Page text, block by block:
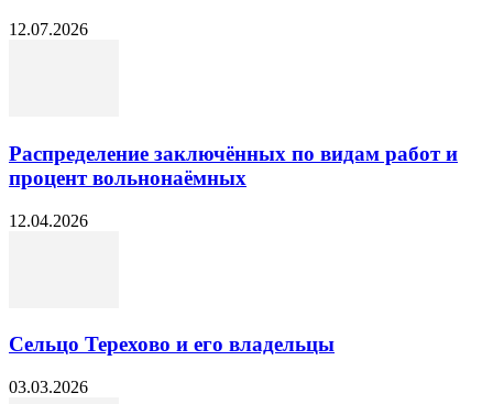
12.07.2026
Распределение заключённых по видам работ и
процент вольнонаёмных
12.04.2026
Сельцо Терехово и его владельцы
03.03.2026